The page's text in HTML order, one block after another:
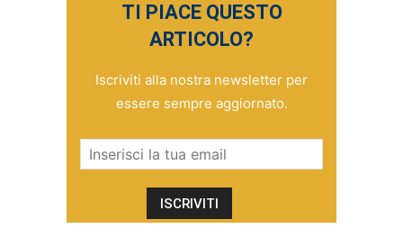
TI PIACE QUESTO
ARTICOLO?
Iscriviti alla nostra newsletter per
essere sempre aggiornato.